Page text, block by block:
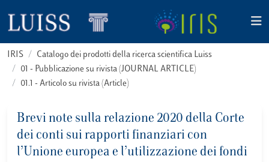
IRIS
Catalogo dei prodotti della ricerca scientifica Luiss
01 - Pubblicazione su rivista (JOURNAL ARTICLE)
01.1 - Articolo su rivista (Article)
Brevi note sulla relazione 2020 della Corte
dei conti sui rapporti finanziari con
l’Unione europea e l’utilizzazione dei fondi